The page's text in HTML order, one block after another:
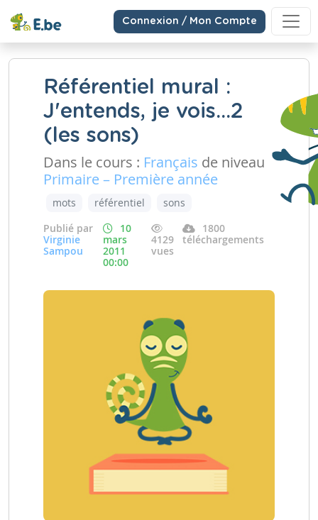
Connexion / Mon Compte
Référentiel mural :
J'entends, je vois...2
(les sons)
Dans le cours : Français de niveau
Primaire – Première année
mots référentiel
sons
Publié par
Virginie
Sampou
10
mars
2011
00:00
4129
vues
1800
téléchargements